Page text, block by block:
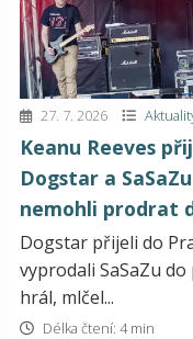
27. 7. 2026
Keanu Reeves
Dogstar a
nemohli prodrat
Dogstar přijeli do
vyprodali SaSaZu
hrál, mlčel...
Délka čtení: 4 min